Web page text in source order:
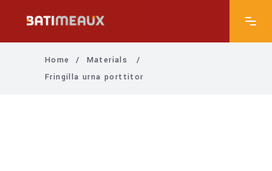
Home / Materials
/
Fringilla urna porttitor